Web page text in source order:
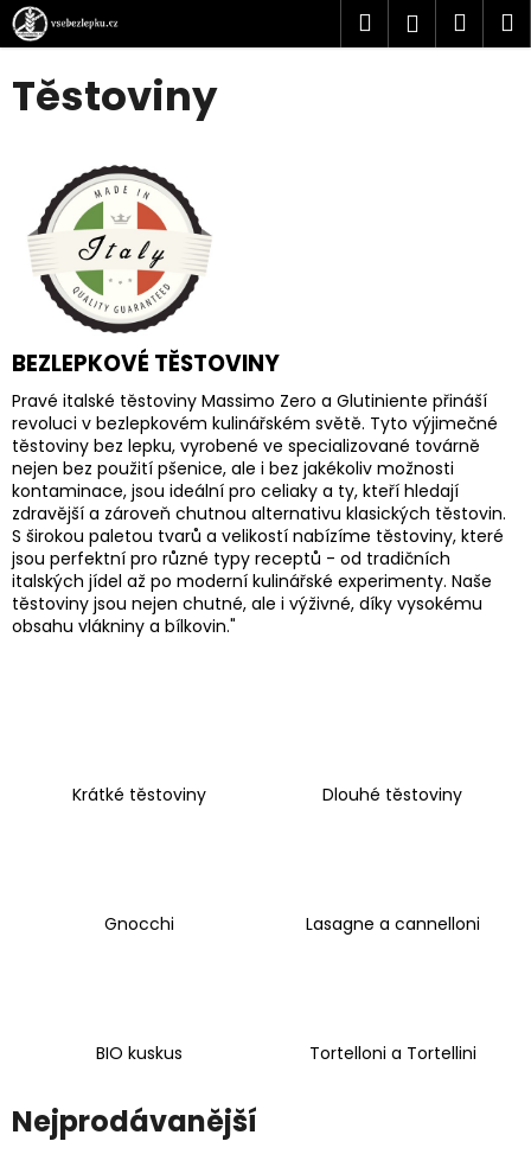
Přejít
na
obsah
Hledat
Těstoviny
BEZLEPKOVÉ TĚSTOVINY
Pravé italské těstoviny Massimo Zero a Glutiniente přináší
revoluci v bezlepkovém kulinářském světě. Tyto výjimečné
těstoviny bez lepku, vyrobené ve specializované továrně
nejen bez použití pšenice, ale i bez jakékoliv možnosti
kontaminace, jsou ideální pro celiaky a ty, kteří hledají
zdravější a zároveň chutnou alternativu klasických těstovin.
S širokou paletou tvarů a velikostí nabízíme těstoviny, které
jsou perfektní pro různé typy receptů - od tradičních
italských jídel až po moderní kulinářské experimenty. Naše
těstoviny jsou nejen chutné, ale i výživné, díky vysokému
obsahu vlákniny a bílkovin."
Krátké těstoviny Dlouhé těstoviny
Gnocchi Lasagne a cannelloni
BIO kuskus Tortelloni a Tortellini
Nejprodávanější
K
o Zpět
Zpět
o
p
o
e
b
u
j
e
t
e
n
a
j
č
u